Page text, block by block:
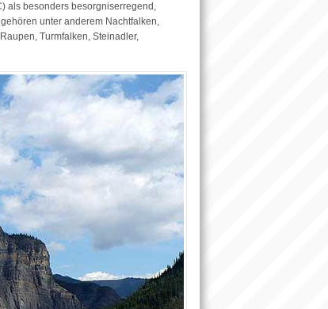
als besonders besorgniserregend,
unter anderem Nachtfalken,
Turmfalken, Steinadler,